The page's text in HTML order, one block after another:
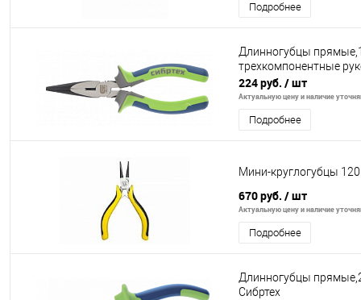
Подробнее
Длинногубцы
трехкомпонентные
224 руб. / шт
Актуальную цену и наличие
Подробнее
Мини-круглогубцы
670 руб. / шт
Актуальную цену и наличие
Подробнее
Длинногубцы
Сибртех